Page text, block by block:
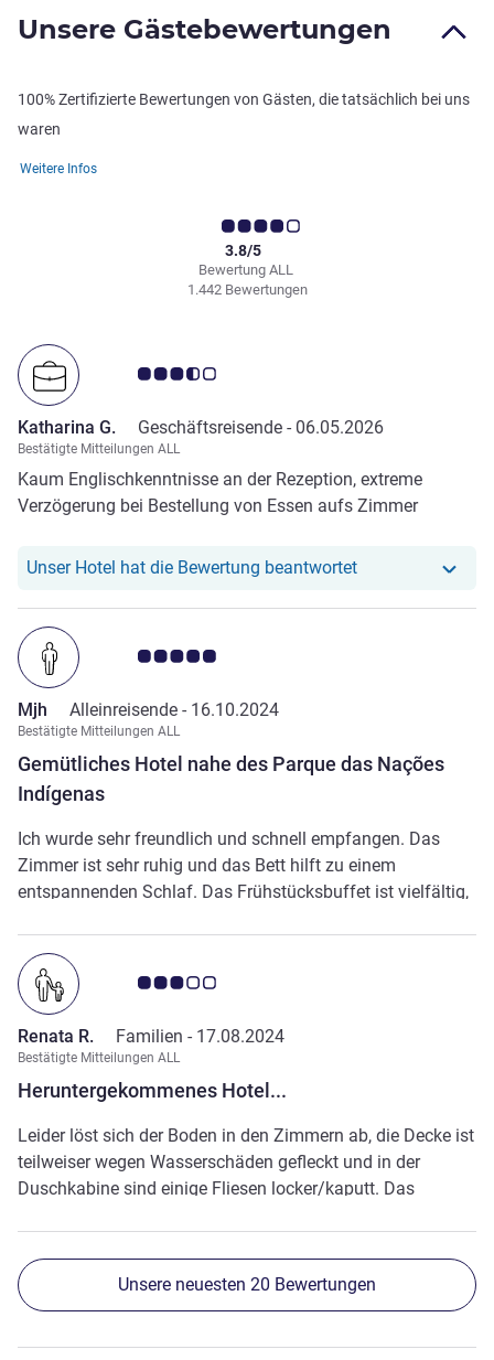
Unsere Gästebewertungen
100% Zertifizierte Bewertungen von Gästen, die tatsächlich bei uns
waren
Weitere Infos
Bewertung ALL
3.8/5
1.442 Bewertungen
Note Kundenmeinungen 3.5/5
Katharina G. Geschäftsreisende - 06.05.2026
Bestätigte Mitteilungen ALL
Kaum Englischkenntnisse an der Rezeption, extreme
Verzögerung bei Bestellung von Essen aufs Zimmer
Unser Hotel hat die Bewertung beantwortetUnser Hotel hat
Gemütliches Hotel nahe des Parque das Nações
Indígenas
Note Kundenmeinungen 5.0/5
Mjh Alleinreisende - 16.10.2024
Bestätigte Mitteilungen ALL
Ich wurde sehr freundlich und schnell empfangen. Das
Zimmer ist sehr ruhig und das Bett hilft zu einem
entspannenden Schlaf. Das Frühstücksbuffet ist vielfältig,
Buffet von Samstagmittag empfehlen. Im grünen Innenhof
hat es ein Schwimmbad, eine Wiese und ein paar Bäume
Heruntergekommenes Hotel...
Note Kundenmeinungen 3.0/5
Renata R. Familien - 17.08.2024
Bestätigte Mitteilungen ALL
Leider löst sich der Boden in den Zimmern ab, die Decke ist
teilweiser wegen Wasserschäden gefleckt und in der
Duschkabine sind einige Fliesen locker/kaputt. Das
hilfsbereit und freundlich.
Unsere neuesten 20 Bewertungen